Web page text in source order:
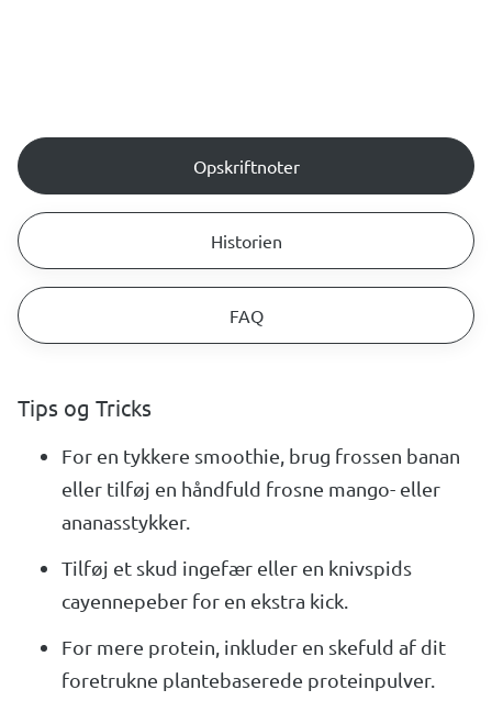
Opskriftnoter
Historien
FAQ
Tips og Tricks
For en tykkere smoothie, brug frossen banan
eller tilføj en håndfuld frosne mango- eller
ananasstykker.
Tilføj et skud ingefær eller en knivspids
cayennepeber for en ekstra kick.
For mere protein, inkluder en skefuld af dit
foretrukne plantebaserede proteinpulver.